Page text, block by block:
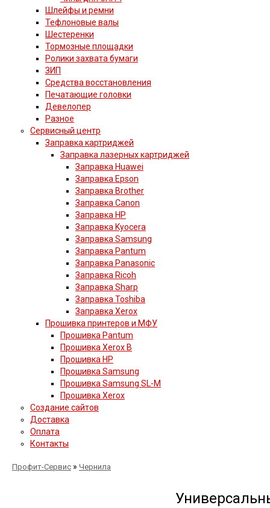
Шлейфы и ремни
Тефлоновые валы
Шестеренки
Тормозные площадки
Ролики захвата бумаги
ЗИП
Средства восстановления
Печатающие головки
Девелопер
Разное
Сервисный центр
Заправка картриджей
Заправка лазерных картриджей
Заправка Huawei
Заправка Epson
Заправка Brother
Заправка Canon
Заправка HP
Заправка Kyocera
Заправка Samsung
Заправка Pantum
Заправка Panasonic
Заправка Ricoh
Заправка Sharp
Заправка Toshiba
Заправка Xerox
Прошивка принтеров и МФУ
Прошивка Pantum
Прошивка Xerox B
Прошивка HP
Прошивка Samsung
Прошивка Samsung SL-M
Прошивка Xerox
Создание сайтов
Доставка
Оплата
Контакты
Профит-Сервис » Чернила